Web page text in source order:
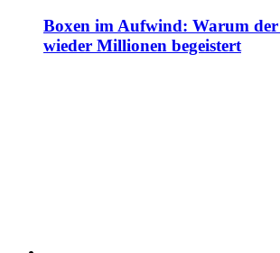
Boxen im Aufwind: Warum
wieder Millionen begeistert